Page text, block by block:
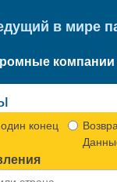
в мире
компании
конец